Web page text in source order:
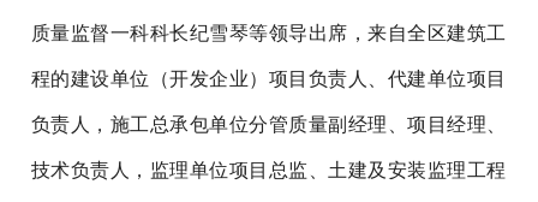
质量监督一科科长纪雪琴等领导出席，来自全区建筑工
程的建设单位（开发企业）项目负责人、代建单位项目
负责人，施工总承包单位分管质量副经理、项目经理、
技术负责人，监理单位项目总监、土建及安装监理工程